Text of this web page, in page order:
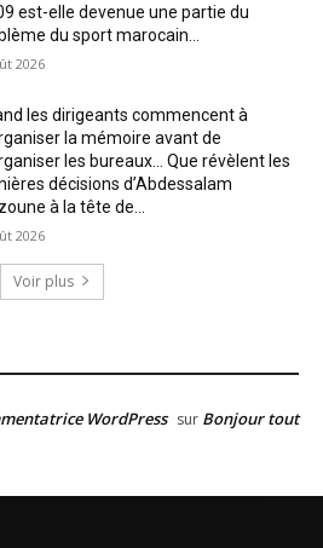
est-elle devenue une partie du
du sport marocain...
2026
les dirigeants commencent à
la mémoire avant de
les bureaux… Que révèlent les
décisions d’Abdessalam
à la tête de...
2026
Voir plus
WordPress sur Bonjour tout